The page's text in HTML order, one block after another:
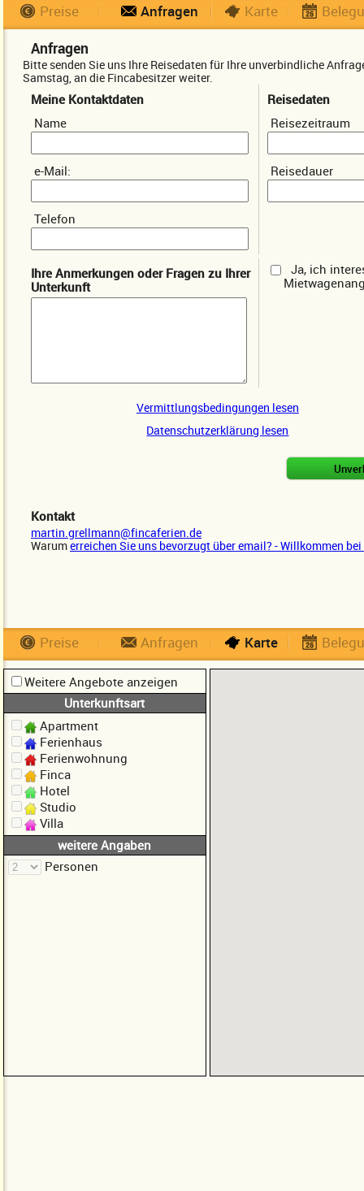
Preise Anfragen Karte
Anfragen
Bitte senden Sie uns Ihre Reisedaten für Ihre unverbindliche
Samstag, an die Fincabesitzer weiter.
Meine Kontaktdaten
Name
e-Mail:
Telefon
Reisedaten
Reisezeitraum
Reisedauer
Ihre Anmerkungen oder Fragen zu Ihrer
Unterkunft
Ja, ich
Vermittlungsbedingungen lesen
Datenschutzerklärung lesen
Kontakt
martin.grellmann@fincaferien.de
Warumerreichen Sie uns bevorzugt über email? - Willkommen
Preise Anfragen Karte
Weitere Angebote anzeigen
Unterkunftsart
Apartment
Ferienhaus
Ferienwohnung
Finca
Hotel
Studio
Villa
weitere Angaben
Personen